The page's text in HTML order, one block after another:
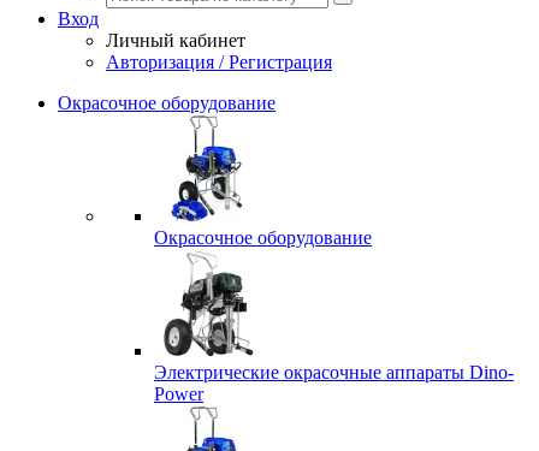
Вход
Личный кабинет
Авторизация / Регистрация
Окрасочное оборудование
Окрасочное оборудование
Электрические окрасочные аппараты Dino-
Power